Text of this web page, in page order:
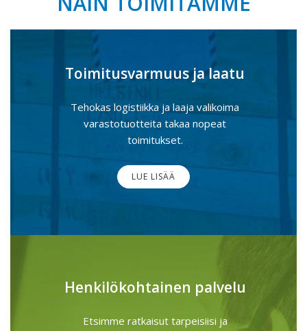
Toimitusvarmuus ja laatu
Tehokas logistiikka ja laaja valikoima
varastotuotteita takaa nopeat
toimitukset.
LUE LISÄÄ
Henkilökohtainen palvelu
Etsimme ratkaisut tarpeisiisi ja